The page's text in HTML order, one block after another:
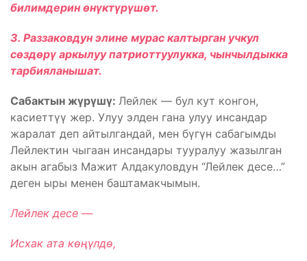
билимдерин өнүктүрүшөт.
3. Раззаковдун элине мурас калтырган учкул
сөздөрү аркылуу патриоттуулукка, чынчылдыкка
тарбияланышат.
Сабактын жүрүшү: Лейлек — бул кут конгон,
касиеттүү жер. Улуу элден гана улуу инсандар
жаралат деп айтылгандай, мен бүгүн сабагымды
Лейлектин чыгаан инсандары тууралуу жазылган
акын агабыз Мажит Алдакуловдун “Лейлек десе…”
деген ыры менен баштамакчымын.
Лейлек десе —
Исхак ата көңүлдө,